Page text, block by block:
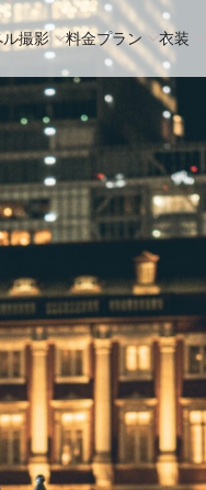
撮影 料金プラン 衣装